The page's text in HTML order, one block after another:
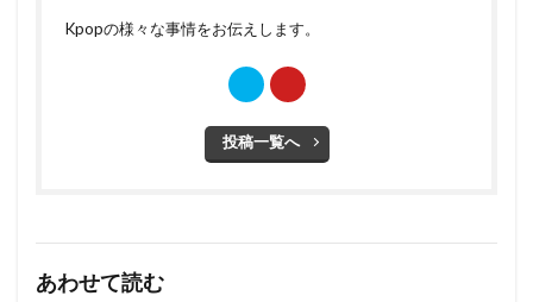
Kpopの様々な事情をお伝えします。
投稿一覧へ
あわせて読む